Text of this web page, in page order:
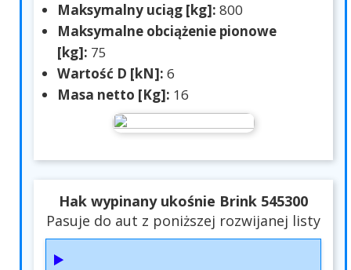
Maksymalny uciąg [kg]: 800
Maksymalne obciążenie pionowe
[kg]: 75
Wartość D [kN]: 6
Masa netto [Kg]: 16
Hak wypinany ukośnie Brink 545300
Pasuje do aut z poniższej rozwijanej listy